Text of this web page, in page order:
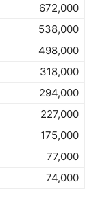
672,000
538,000
498,000
318,000
294,000
227,000
175,000
77,000
74,000